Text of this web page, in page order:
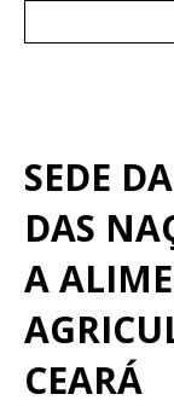
SEDE
DAS
A
CEARÁ